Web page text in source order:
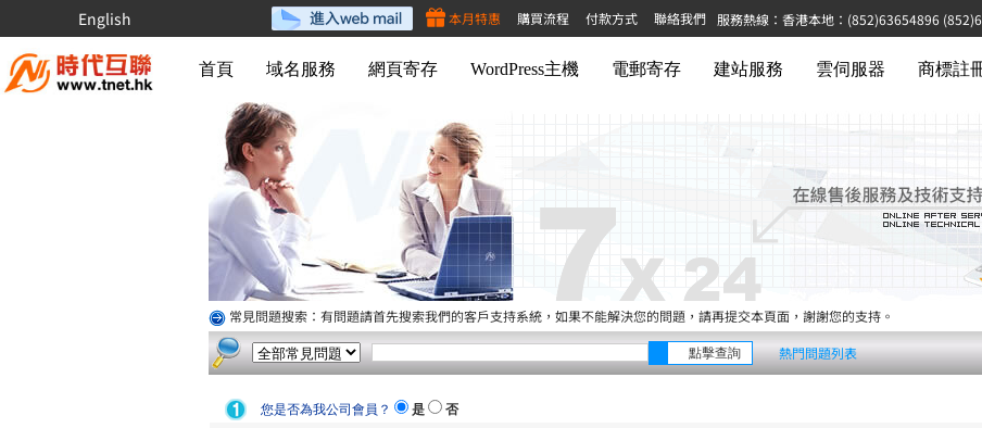
English 服務熱線：香港本地：(852)63654896
本月特惠 購買流程 付款方式 聯絡我們
首頁 域名服務 網頁寄存 WordPress主機 電郵寄存 建站服務 雲伺服器 商標註
常見問題搜索：有問題請首先搜索我們的客戶支持系統，如果不能解決您的問題，請再提交本頁面，謝謝您的支持。
熱門問題列表
您是否為我公司會員？ 是 否